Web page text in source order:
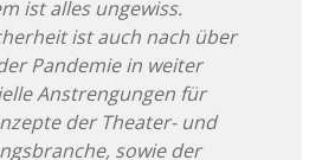
2021
2022
2023
ist alles ungewiss.
ist auch nach über
Pandemie in weiter
Anstrengungen für
der Theater- und
sowie der